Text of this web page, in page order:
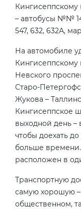
Кингисеппскому
– автобусы №№
547, 632, 632А,
На автомобиле
Невского
Старо-
Жукова –
Кингисеппское
выходной день –
чтобы доехать
больше
расположен в
Транспортную
самую хорошую –
общественном,